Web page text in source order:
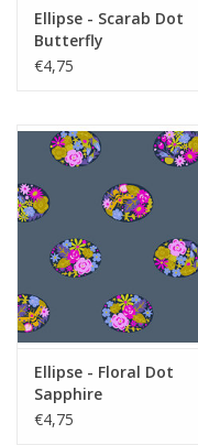
Ellipse - Scarab Dot
Butterfly
€4,75
Ellipse - Floral Dot
Sapphire
€4,75